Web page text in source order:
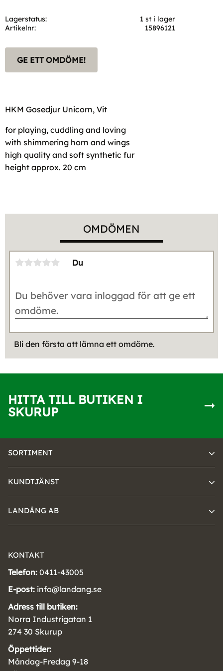
Lagerstatus
1 st i lager
Artikelnr
15896121
GE ETT OMDÖME!
HKM Gosedjur Unicorn, Vit
for playing, cuddling and loving
with shimmering horn and wings
high quality and soft synthetic fur
height approx. 20 cm
OMDÖMEN
Du
Bli den första att lämna ett omdöme.
HITTA TILL BUTIKEN I
SKURUP
SORTIMENT
KUNDTJÄNST
LANDÄNG AB
KONTAKT
Telefon: 0411-43005
E-post: info@landang.se
Adress till butiken:
Norra Industrigatan 1
274 30 Skurup
Öppettider:
Måndag-Fredag 9-18